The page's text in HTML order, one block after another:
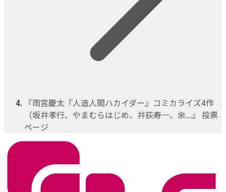
『雨宮慶太『人造人間ハカイダー』コミカライズ4作
（坂井孝行、やまむらはじめ、井荻寿一、余...』 投票
ページ